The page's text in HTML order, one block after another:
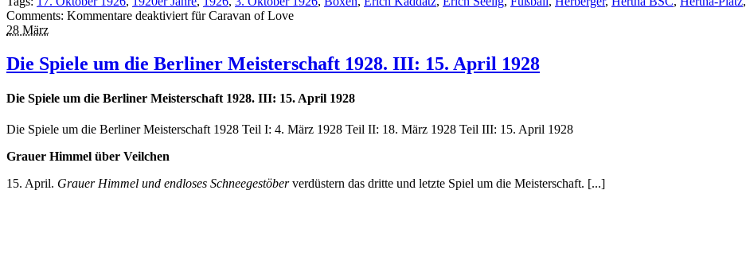
Comments: Kommentare deaktiviert für Caravan of Love
28 März
Die Spiele um die Berliner Meisterschaft 1928. III: 15. April 1928
Die Spiele um die Berliner Meisterschaft 1928. III: 15. April 1928
Die Spiele um die Berliner Meisterschaft 1928 Teil I: 4. März 1928 Teil II: 18. März 1928 Teil III: 15. April 1928
Grauer Himmel über Veilchen
15. April. Grauer Himmel und endloses Schneegestöberverdüstern das dritte und letzte Spiel um die Meisterschaft. [...]